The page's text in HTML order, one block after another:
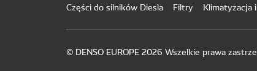
Części do silników Diesla Filtry Klimatyzacja
© DENSO EUROPE 2026 Wszelkie prawa